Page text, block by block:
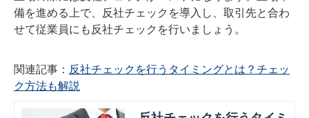
備を進める上で、反社チェックを導入し、取引先と合わ
せて従業員にも反社チェックを行いましょう。
関連記事： 反社チェックを行うタイミングとは？チェッ
ク方法も解説